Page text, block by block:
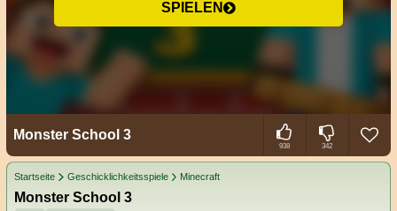
SPIELEN
Monster School 3
938 342
Startseite Geschicklichkeitsspiele Minecraft
Monster School 3